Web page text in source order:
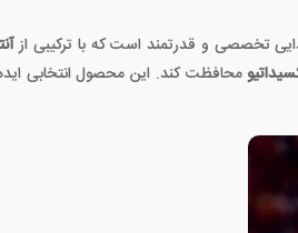
تخصصی و قدرتمند است که با ترکیبی از
محافظت کند. این محصول انتخابی